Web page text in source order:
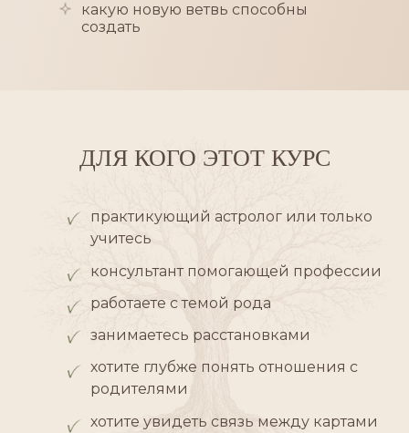
какую новую ветвь способны
создать
практикующий астролог или только
учитесь
ДЛЯ КОГО ЭТОТ КУРС
хотите увидеть связь между картами
хотите глубже понять отношения с
родителями
занимаетесь расстановками
работаете с темой рода
консультант помогающей профессии